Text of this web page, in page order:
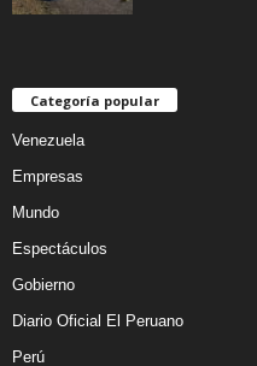
Categoría popular
Venezuela
Empresas
Mundo
Espectáculos
Gobierno
Diario Oficial El Peruano
Perú